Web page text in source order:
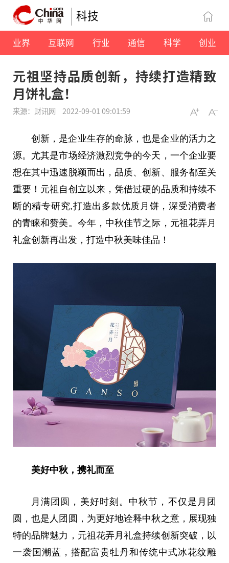
科技
业界 互联网 行业 通信 科学 创业
元祖坚持品质创新，持续打造精致
月饼礼盒！
来源：财讯网 2022-09-01 09:01:59
创新，是企业生存的命脉，也是企业的活力之
源。尤其是市场经济激烈竞争的今天，一个企业要
想在其中迅速脱颖而出，品质、创新、服务都至关
重要！元祖自创立以来，凭借过硬的品质和持续不
断的精专研究,打造出多款优质月饼，深受消费者
的青睐和赞美。今年，中秋佳节之际，元祖花弄月
礼盒创新再出发，打造中秋美味佳品！
美好中秋，携礼而至
月满团圆，美好时刻。中秋节，不仅是月团
圆，也是人团圆，为更好地诠释中秋之意，展现独
特的品牌魅力，元祖花弄月礼盒持续创新突破，以
一袭国潮蓝，搭配富贵牡丹和传统中式冰花纹雕